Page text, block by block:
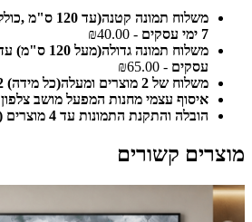
7 ימי עסקים
- ₪40.00
עסקים - ₪65.00
משלוח של 2 מוצרים ומעלה(כל מידה) 5-12 ימי עסקים
איסוף עצמי מחנות המפעל מושב צלפון
הובלה והתקנת התמונות עד 4 מוצרים (לא באילת)
מוצרים קשורים